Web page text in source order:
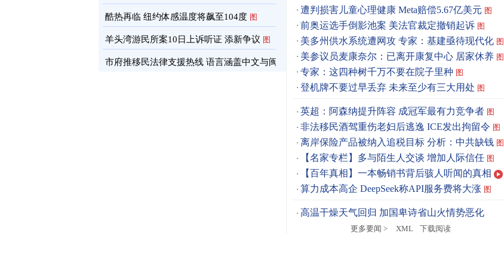
酷热再临 纽约体感温度将飙至104度 图
羊头湾游民所案10日上诉听证 添新争议 图
市府推移民法律支援热线 语言涵盖中文与闽
遭判损害儿童心理健康 Meta赔偿5.67亿美元 图
前奥运选手倒影池案 美法官裁定撤销起诉 图
美多州供水系统遭网攻 专家：基建亟待现代化 图
美参议员麦康奈尔：已离开康复中心 居家休养 图
专家：这四种树千万不要在院子里种 图
登机牌不要过早丢弃 未来至少有三大用处 图
英超：阿森纳提升阵容 成冠军最有力竞争者 图
非法移民酒驾重伤老妇后逃逸 ICE发出拘留令 图
离岸保险产品被纳入追税目标 分析：中共缺钱 图
【名家专栏】多与陌生人交谈 增加人际信任 图
【百年真相】一本畅销书背后骇人听闻的真相
算力成本高企 DeepSeek称API服务费将大涨 图
高温干燥天气回归 加国卑诗省山火情势恶化
更多要闻 > XML 下载阅读